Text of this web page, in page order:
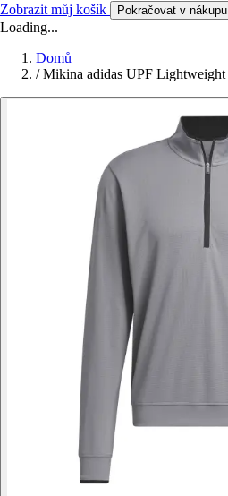
Zobrazit můj košík Pokračovat v nákupu
Loading...
Domů
/ Mikina adidas UPF Lightweight